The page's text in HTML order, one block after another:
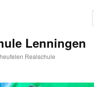
Lenningen
Realschule